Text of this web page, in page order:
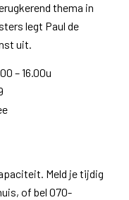
thema in
legt Paul de
uit.
– 16.00u
Meld je tijdig
of bel 070-